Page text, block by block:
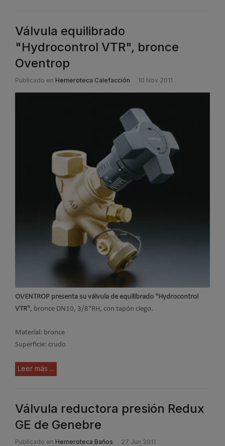
Válvula equilibrado
"Hydrocontrol VTR", bronce
Oventrop
Publicado en Hemeroteca Calefacción 10 Nov 2011
OVENTROP presenta su válvula de equilibrado "Hydrocontrol
VTR", bronce DN10, 3/8"RH, con tapón ciego.
Material: bronce
Superficie: crudo
Leer más ...
Válvula reductora presión Redux
GE de Genebre
Publicado en Hemeroteca Baños 27 Jun 2011